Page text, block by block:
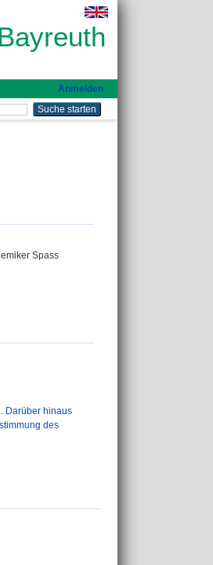
Anmelden
Spass
Darüber hinaus
des